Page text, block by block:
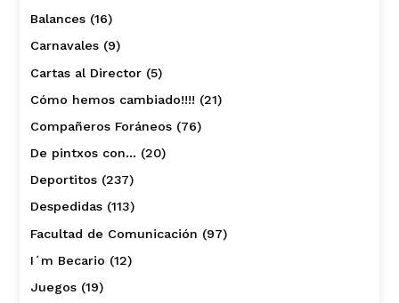
Balances(16)
Carnavales(9)
Cartas al Director(5)
Cómo hemos cambiado!!!! (21)
Compañeros Foráneos(76)
De pintxos con… (20)
Deportitos(237)
Despedidas(113)
Facultad de Comunicación (97)
I´m Becario (12)
Juegos(19)